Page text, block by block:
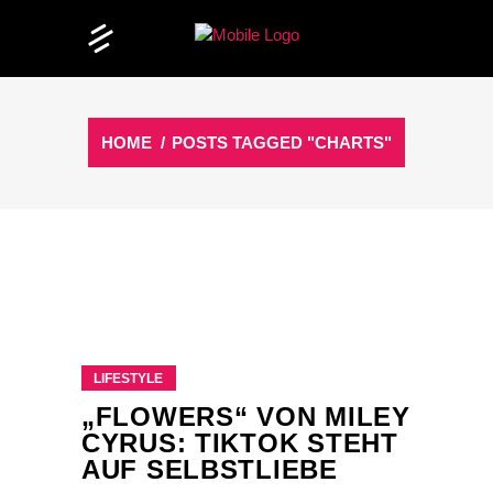
HOME / POSTS TAGGED "CHARTS"
LIFESTYLE
„FLOWERS“ VON MILEY
CYRUS: TIKTOK STEHT
AUF SELBSTLIEBE